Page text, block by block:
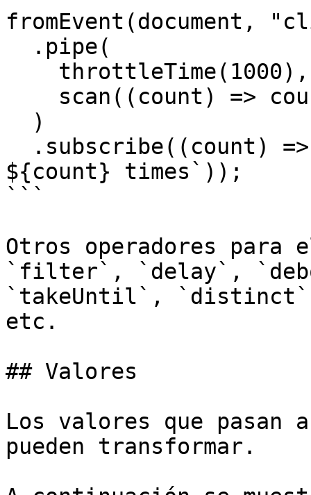
fromEvent(document,
${count} times`));
```
Otros operadores
`filter`, `delay`,
`takeUntil`,
etc.
## Valores
Los valores que pasan
pueden transformar.